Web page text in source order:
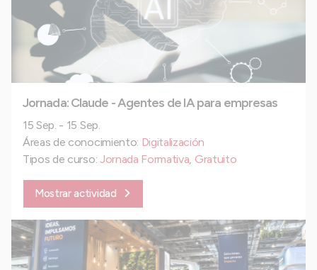
Jornada: Claude - Agentes de IA para empresas
15 Sep. - 15 Sep.
Áreas de conocimiento: Digitalización
Tipos de curso: Jornada Formativa Gratuito
Mostrar actividad